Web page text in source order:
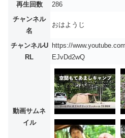
再生回数
286
チャンネル
名
おはようじ
チャンネルU
RL
https://
EJvDd2wQ
動画サムネ
イル